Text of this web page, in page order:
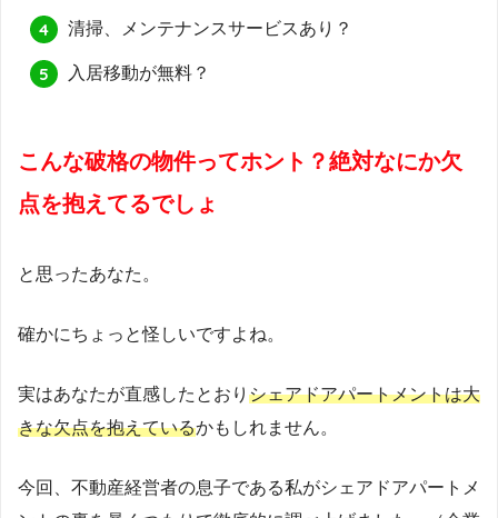
清掃、メンテナンスサービスあり？
入居移動が無料？
こんな破格の物件ってホント？絶対なにか欠
点を抱えてるでしょ
と思ったあなた。
確かにちょっと怪しいですよね。
実はあなたが直感したとおり シェアドアパートメントは大
きな欠点を抱えているかもしれません。
今回、不動産経営者の息子である私がシェアドアパートメ